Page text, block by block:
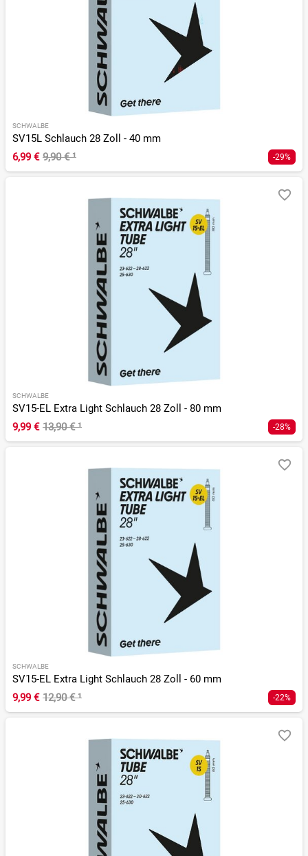
SCHWALBE
SV15L Schlauch 28 Zoll - 40 mm
6,99 € 9,90 €¹ -29%
SCHWALBE
SV15-EL Extra Light Schlauch 28 Zoll - 80 mm
9,99 € 13,90 €¹ -28%
SCHWALBE
SV15-EL Extra Light Schlauch 28 Zoll - 60 mm
9,99 € 12,90 €¹ -22%